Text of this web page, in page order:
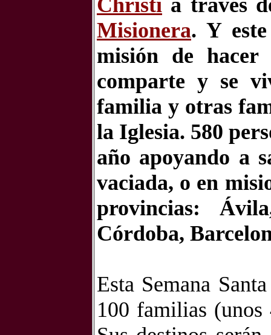
Christi a través
Misionera. Y
misión de
comparte y se
familia y otras
la Iglesia. 580
año apoyando a
vaciada, o en
provincias:
Córdoba,
Esta Semana
100 familias (unos